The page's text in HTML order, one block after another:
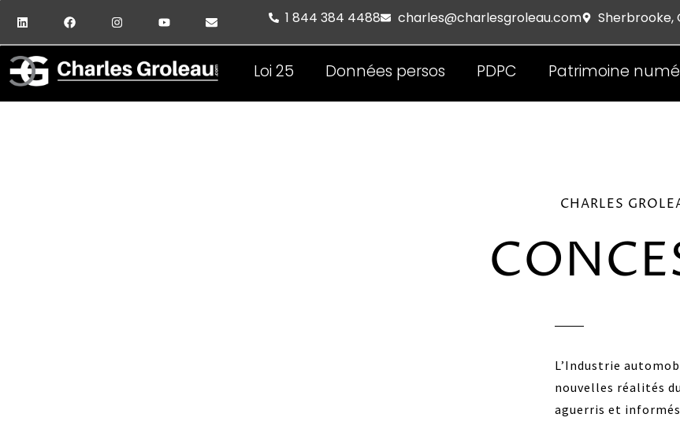
1 844 384 4488 charles@charlesgroleau.com Sherbrooke,
Loi 25 Données persos PDPC Patrimoine
CHARLES
L’Industrie
nouvelles réalités
aguerris et